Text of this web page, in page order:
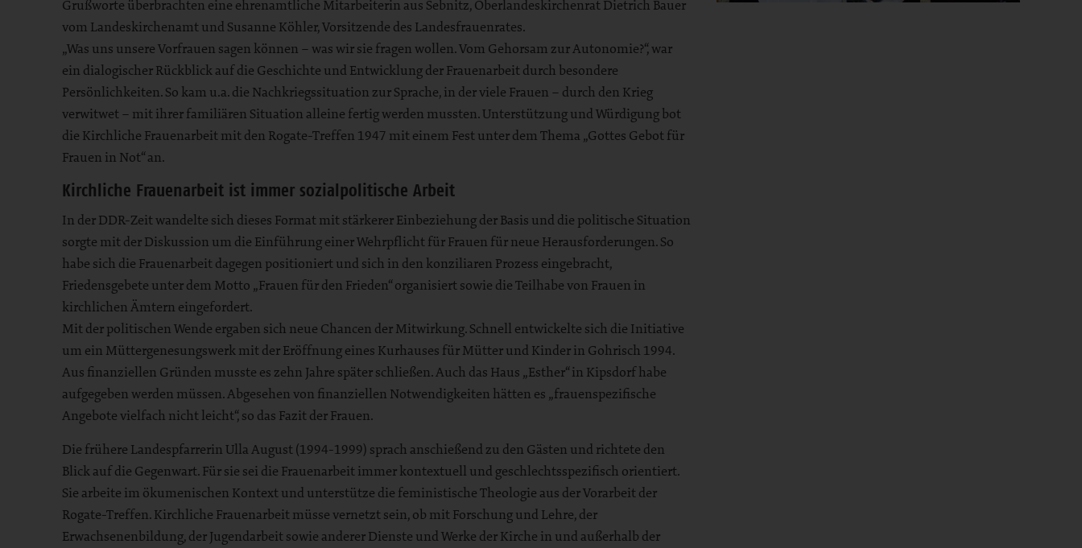
Grußworte überbrachten eine ehrenamtliche Mitarbeiterin aus Sebnitz, Oberlandeskirchenrat Dietrich Bauer
vom Landeskirchenamt und Susanne Köhler, Vorsitzende des Landesfrauenrates.
„Was uns unsere Vorfrauen sagen können – was wir sie fragen wollen. Vom Gehorsam zur Autonomie?“, war
ein dialogischer Rückblick auf die Geschichte und Entwicklung der Frauenarbeit durch besondere
Persönlichkeiten. So kam u.a. die Nachkriegssituation zur Sprache, in der viele Frauen – durch den Krieg
verwitwet – mit ihrer familiären Situation alleine fertig werden mussten. Unterstützung und Würdigung bot
die Kirchliche Frauenarbeit mit den Rogate-Treffen 1947 mit einem Fest unter dem Thema „Gottes Gebot für
Frauen in Not“ an.
Kirchliche Frauenarbeit ist immer sozialpolitische Arbeit
In der DDR-Zeit wandelte sich dieses Format mit stärkerer Einbeziehung der Basis und die politische Situation
sorgte mit der Diskussion um die Einführung einer Wehrpflicht für Frauen für neue Herausforderungen. So
habe sich die Frauenarbeit dagegen positioniert und sich in den konziliaren Prozess eingebracht,
Friedensgebete unter dem Motto „Frauen für den Frieden“ organisiert sowie die Teilhabe von Frauen in
kirchlichen Ämtern eingefordert.
Mit der politischen Wende ergaben sich neue Chancen der Mitwirkung. Schnell entwickelte sich die Initiative
um ein Müttergenesungswerk mit der Eröffnung eines Kurhauses für Mütter und Kinder in Gohrisch 1994.
Aus finanziellen Gründen musste es zehn Jahre später schließen. Auch das Haus „Esther“ in Kipsdorf habe
aufgegeben werden müssen. Abgesehen von finanziellen Notwendigkeiten hätten es „frauenspezifische
Angebote vielfach nicht leicht“, so das Fazit der Frauen.
Die frühere Landespfarrerin Ulla August (1994-1999) sprach anschießend zu den Gästen und richtete den
Blick auf die Gegenwart. Für sie sei die Frauenarbeit immer kontextuell und geschlechtsspezifisch orientiert.
Sie arbeite im ökumenischen Kontext und unterstütze die feministische Theologie aus der Vorarbeit der
Rogate-Treffen. Kirchliche Frauenarbeit müsse vernetzt sein, ob mit Forschung und Lehre, der
Erwachsenenbildung, der Jugendarbeit sowie anderer Dienste und Werke der Kirche in und außerhalb der